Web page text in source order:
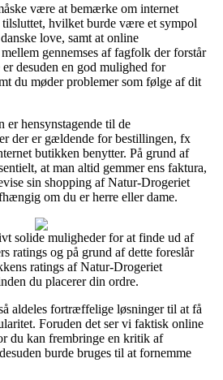
være at bemærke om internet
hvilket burde være et sympol
love, samt at online
gennemses af fagfolk der forstår
desuden en god mulighed for
du møder problemer som følge af dit
er hensynstagende til de
der er gældende for bestillingen, fx
butikken benytter. På grund af
at man altid gemmer ens faktura,
sin shopping af Natur-Drogeriet
om du er herre eller dame.
solide muligheder for at finde ud af
ratings og på grund af dette foreslår
ratings af Natur-Drogeriet
du placerer din ordre.
aldeles fortræffelige løsninger til at få
Foruden det ser vi faktisk online
du kan frembringe en kritik af
burde bruges til at fornemme